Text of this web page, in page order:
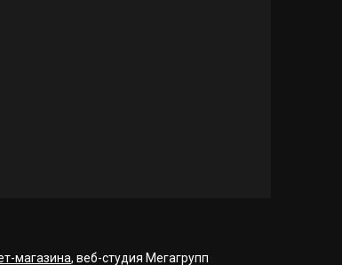
магазина, веб-студия Мегагрупп